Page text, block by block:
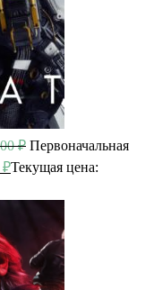
₽ Первоначальная
₽Текущая цена: